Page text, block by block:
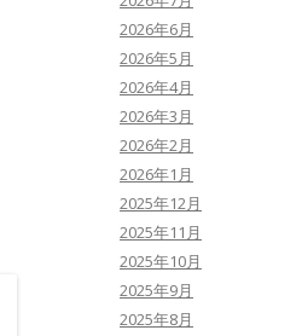
2026年6月
2026年5月
2026年4月
2026年3月
2026年2月
2026年1月
2025年12月
2025年11月
2025年10月
2025年9月
2025年8月